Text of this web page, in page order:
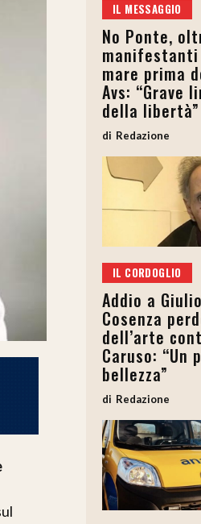
IL MESSAGGIO
No Ponte,
mare prima
Avs: “Grave
della libertà”
Redazione
IL CORDOGLIO
Addio a
Cosenza
dell’arte
Caruso: “Un
bellezza”
Redazione